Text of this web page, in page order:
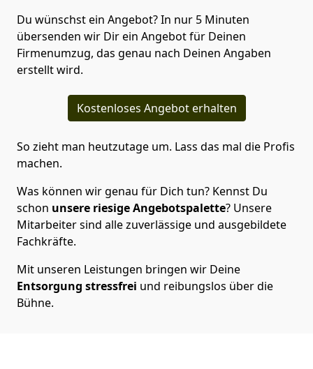
Du wünschst ein Angebot? In nur 5 Minuten
übersenden wir Dir ein Angebot für Deinen
Firmenumzug, das genau nach Deinen Angaben
erstellt wird.
Kostenloses Angebot erhalten
So zieht man heutzutage um. Lass das mal die Profis
machen.
Was können wir genau für Dich tun? Kennst Du
schon unsere riesige Angebotspalette? Unsere
Mitarbeiter sind alle zuverlässige und ausgebildete
Fachkräfte.
Mit unseren Leistungen bringen wir Deine
Entsorgung stressfrei und reibungslos über die
Bühne.